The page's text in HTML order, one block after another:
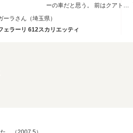
ーの車だと思う。 前はクアトロ
ポルテGTS V8ツインターボに
い！
ーラさん （埼玉県）
ェラーリ 612スカリエッティ